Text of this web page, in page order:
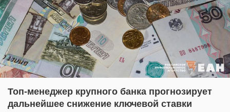
Топ-менеджер крупного банка прогнозирует
дальнейшее снижение ключевой ставки